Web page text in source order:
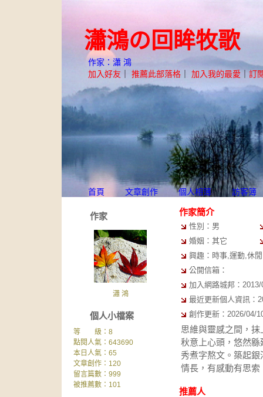
瀟鴻の回眸牧歌
首頁 文章創作 個人相簿 訪客簿
加入好友 推薦此部落格 加入我的最愛 訂
作家：瀟 鴻
作家
瀟 鴻
個人小檔案
等 級：8
點閱人氣：643690
本日人氣：65
文章創作：120
留言篇數：999
被推薦數： 101
作家簡介
性別：男
婚姻：其它
興趣：時事,運動,休
公開信箱：
加入網路城邦：
最近更新個人資訊：
創作更新：2026/04/
思維與靈感之間，
秋意上心頭，悠然
秀煮字熬文。築起
情長，有感動有思
推薦人